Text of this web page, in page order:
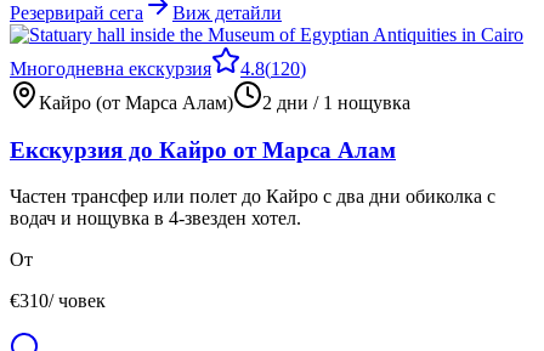
Резервирай сега Виж детайли
Многодневна екскурзия 4.8(120)
Кайро (от Марса Алам)
2 дни / 1 нощувка
Екскурзия до Кайро от Марса Алам
Частен трансфер или полет до Кайро с два дни обиколка с
водач и нощувка в 4-звезден хотел.
От
€310/ човек